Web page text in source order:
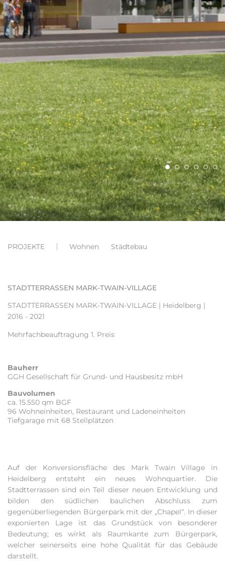
PROJEKTE Wohnen Städtebau
STADTTERRASSEN MARK-TWAIN-VILLAGE
STADTTERRASSEN MARK-TWAIN-VILLAGE | Heidelberg |
2016 - 2021
Mehrfachbeauftragung 1. Preis
Bauherr
GGH Gesellschaft für Grund- und Hausbesitz mbH
Bauvolumen
ca. 15.550 qm BGF
96 Wohneinheiten, Restaurant und Ladeneinheiten
Tiefgarage mit 68 Stellplätzen
Auf der Konversionsfläche des Mark Twain Village in
Heidelberg entsteht ein neues Wohnquartier. Die
Stadtterrassen sind ein Teil dieser neuen Entwicklung und
bilden den südlichen baulichen Abschluss zum
gegenüberliegenden Bürgerpark mit der „Chapel“. In dieser
exponierten Lage ist das Grundstück von besonderer
Bedeutung; es wirkt als Raumkante zum Bürgerpark,
welcher seinerseits eine hohe Qualität für das Gebäude
darstellt.